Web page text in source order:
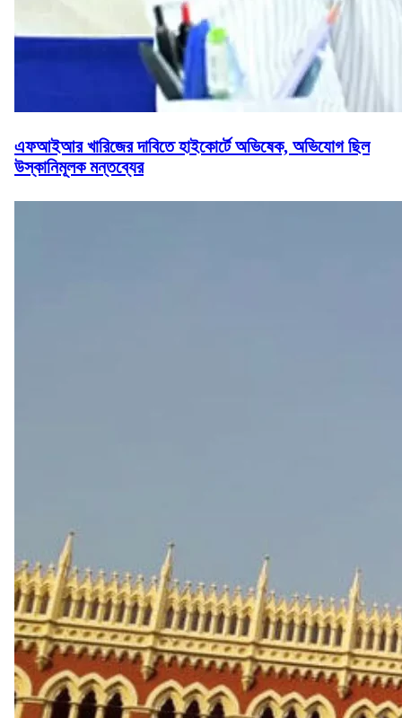
এফআইআর খারিজের দাবিতে হাইকোর্টে অভিষেক, অভিযোগ ছিল
উস্কানিমূলক মন্তব্যের